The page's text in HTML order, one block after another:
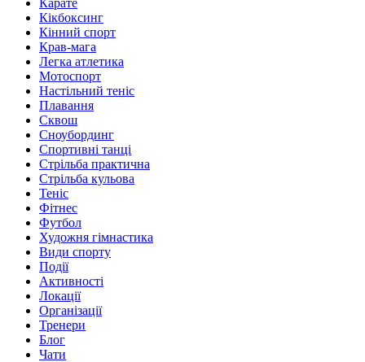
Кікбоксинг
Кінний спорт
Крав-мага
Легка атлетика
Мотоспорт
Настільний теніс
Плавання
Сквош
Сноубординг
Спортивні танці
Стрільба практична
Стрільба кульова
Теніс
Фітнес
Футбол
Художня гімнастика
Види спорту
Події
Активності
Локації
Організації
Тренери
Блог
Чати